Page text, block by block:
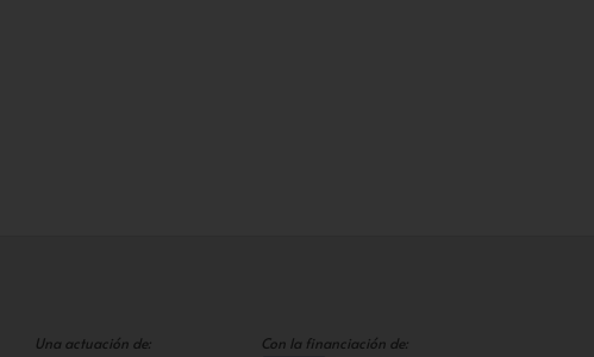
Una actuación de: Con la financiación de: